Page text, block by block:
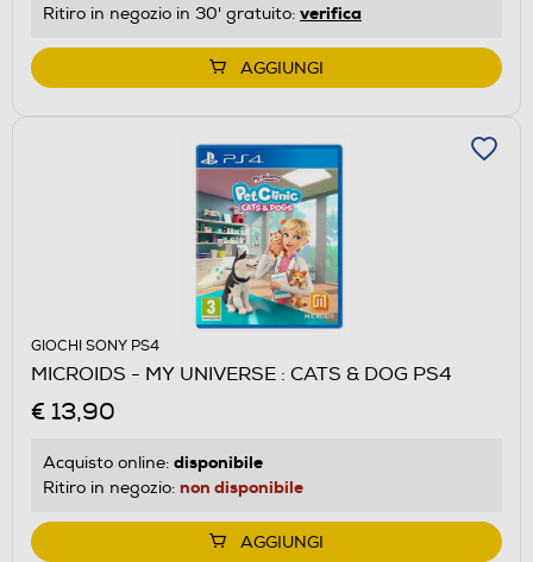
Ritiro in negozio in 30' gratuito: verifica
AGGIUNGI
GIOCHI SONY PS4
MICROIDS - MY UNIVERSE : CATS & DOG PS4
€ 13,90
Acquisto online: disponibile
Ritiro in negozio: non disponibile
AGGIUNGI